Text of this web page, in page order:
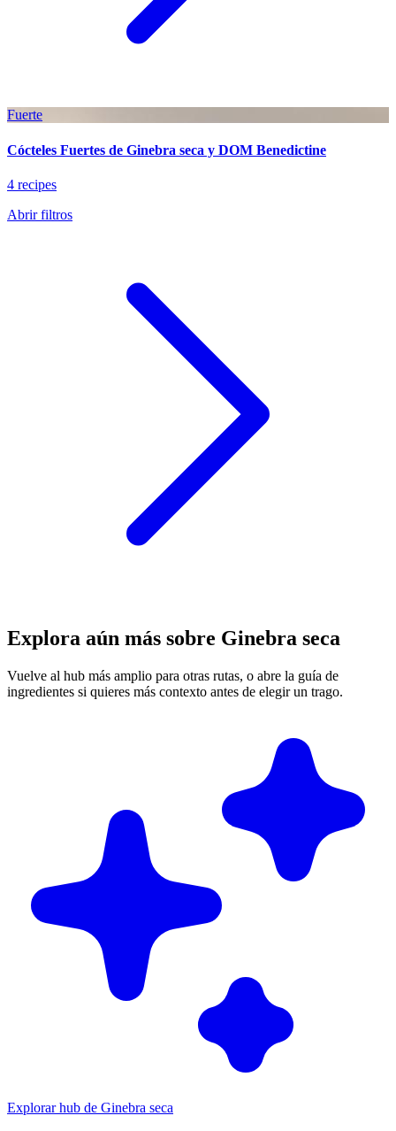
Fuerte
Cócteles Fuertes de Ginebra seca y DOM Benedictine
4 recipes
Abrir filtros
Explora aún más sobre Ginebra seca
Vuelve al hub más amplio para otras rutas, o abre la guía de
ingredientes si quieres más contexto antes de elegir un trago.
Explorar hub de Ginebra seca